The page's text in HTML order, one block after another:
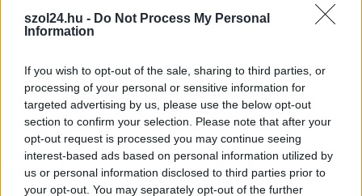
szol24.hu - Do Not Process My Personal
Information
If you wish to opt-out of the sale, sharing to third parties, or
processing of your personal or sensitive information for
targeted advertising by us, please use the below opt-out
section to confirm your selection. Please note that after your
opt-out request is processed you may continue seeing
interest-based ads based on personal information utilized by
us or personal information disclosed to third parties prior to
your opt-out. You may separately opt-out of the further
JNSZ megyei hírek egészségügy iskola, ,oktatás védőnő
védőoltás
Gyermekgyógyászat és védőnői gondoskodás:
Együtt a jövő generációiért
2024.09.25. szol24.hu
Dr. Szakos Erzsébet,
több területen is
elismert